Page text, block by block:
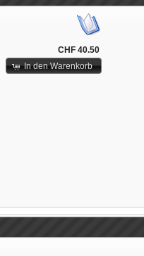
CHF 40.50
In den Warenkorb